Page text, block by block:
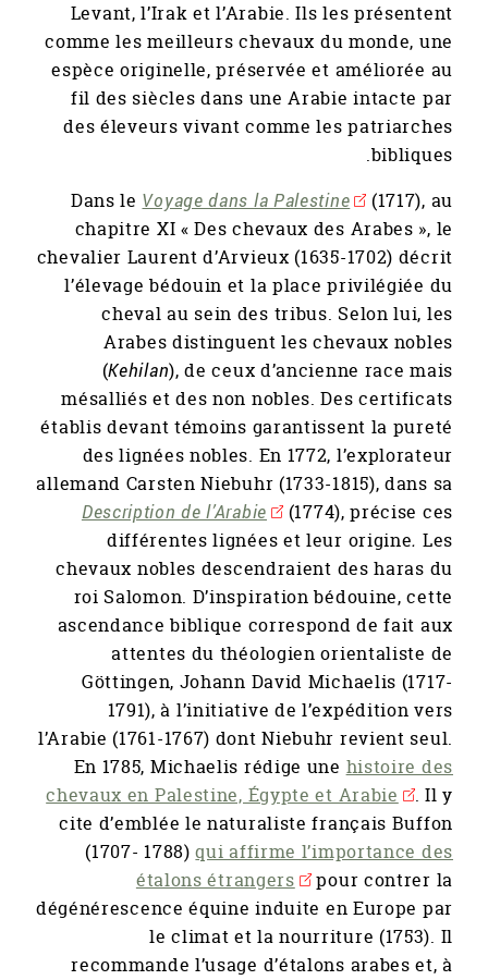
Levant, l’Irak et l’Arabie. Ils les présentent
comme les meilleurs chevaux du monde, une
espèce originelle, préservée et améliorée au
fil des siècles dans une Arabie intacte par
des éleveurs vivant comme les patriarches
bibliques.
Dans leVoyage dans la Palestine
(1717), au
chapitre XI « Des chevaux des Arabes », le
chevalier Laurent d’Arvieux (1635-1702) décrit
l’élevage bédouin et la place privilégiée du
cheval au sein des tribus. Selon lui, les
Arabes distinguent les chevaux nobles
(Kehilan), de ceux d’ancienne race mais
mésalliés et des non nobles. Des certificats
établis devant témoins garantissent la pureté
des lignées nobles. En 1772, l’explorateur
allemand Carsten Niebuhr (1733-1815), dans sa
Description de l’Arabie
(1774), précise ces
différentes lignées et leur origine .Les
chevaux nobles descendraient des haras du
roi Salomon. D’inspiration bédouine, cette
ascendance biblique correspond de fait aux
attentes du théologien orientaliste de
Göttingen, Johann David Michaelis (1717-
1791), à l’initiative de l’expédition vers
l’Arabie (1761-1767) dont Niebuhr revient seul.
En 1785, Michaelis rédige unehistoire des
chevaux en Palestine, Égypte et Arabie
. Il y
cite d’emblée le naturaliste français Buffon
(1707- 1788)qui affirme l’importance des
étalons étrangers
pour contrer la
dégénérescence équine induite en Europe par
le climat et la nourriture (1753). Il
recommande l’usage d’étalons arabes et, à